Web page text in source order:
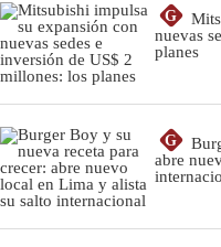
G
nuevas
planes
G
abre